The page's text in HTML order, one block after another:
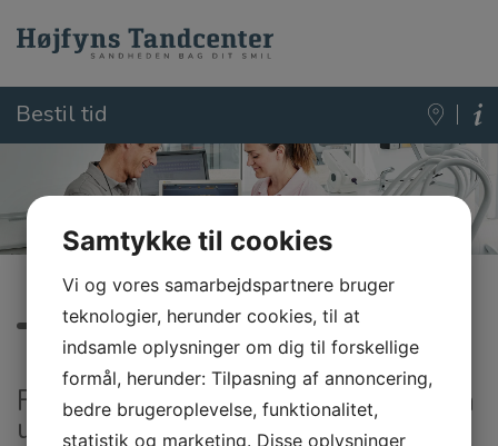
Bestil tid
Tandrensning
Få fjernet tandsten og plak og undgå
udvikling af parodontose
Samtykke til cookies
Vi og vores samarbejdspartnere bruger
teknologier, herunder cookies, til at
indsamle oplysninger om dig til forskellige
formål, herunder: Tilpasning af annoncering,
bedre brugeroplevelse, funktionalitet,
statistik og marketing. Disse oplysninger